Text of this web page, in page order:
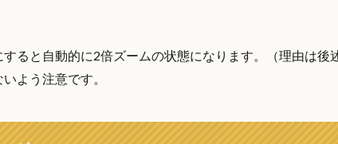
ると自動的に2倍ズームの状態になります。（理由は後
よう注意です。